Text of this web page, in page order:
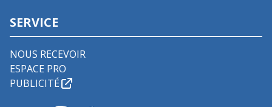
SERVICE
NOUS RECEVOIR
ESPACE PRO
PUBLICITÉ